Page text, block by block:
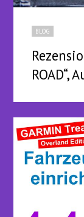
BLOG
ROAD“,